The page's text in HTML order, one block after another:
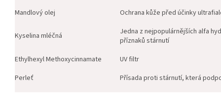
Mandlový olej
Ochrana kůže před účinky
Kyselina mléčná
Jedna z nejpopulárnějších alfa
příznaků stárnutí
Ethylhexyl Methoxycinnamate
UV filtr
Perleť
Přísada proti stárnutí, která